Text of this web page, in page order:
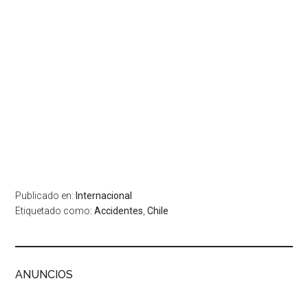
Publicado en: Internacional
Etiquetado como:Accidentes ,Chile
ANUNCIOS